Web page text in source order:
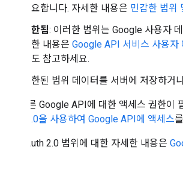
필요합니다. 자세한 내용은 민감한 범위
제한됨: 이러한 범위는 Google 사용자
세한 내용은 Google API 서비스 사용자
도 참고하세요.
제한된 범위 데이터를 서버에 저장하
앱에 다른 Google API에 대한 액세스 권한
OAuth 2.0을 사용하여 Google API에 액세스
특정 OAuth 2.0 범위에 대한 자세한 내용은